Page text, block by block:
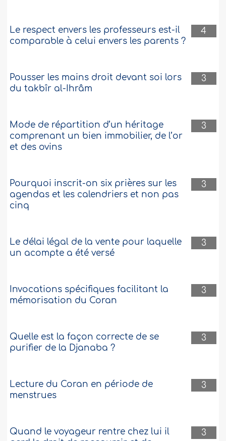
4
Le respect envers les professeurs est-il
comparable à celui envers les parents ?
3
Pousser les mains droit devant soi lors
du takbîr al-Ihrâm
3
Mode de répartition d’un héritage
comprenant un bien immobilier, de l’or
et des ovins
3
Pourquoi inscrit-on six prières sur les
agendas et les calendriers et non pas
cinq
3
Le délai légal de la vente pour laquelle
un acompte a été versé
3
Invocations spécifiques facilitant la
mémorisation du Coran
3
Quelle est la façon correcte de se
purifier de la Djanaba ?
3
Lecture du Coran en période de
menstrues
3
Quand le voyageur rentre chez lui il